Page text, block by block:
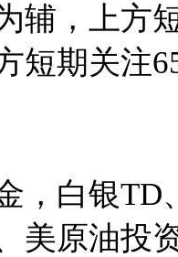
辅，上方
短期关注
白银TD
美原油投